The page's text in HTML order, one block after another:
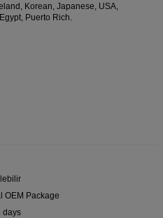
Korean, Japanese, USA,
Puerto Rich.
OEM Package
days